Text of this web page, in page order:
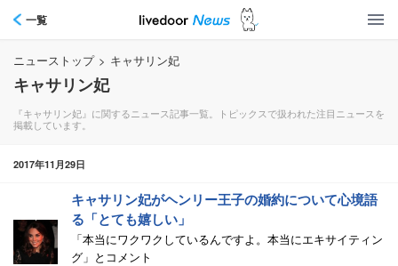
一覧
ニューストップ > キャサリン妃
キャサリン妃
『キャサリン妃』に関するニュース記事一覧。トピックスで扱われた注目ニュースを
掲載しています。
2017年11月29日
キャサリン妃がヘンリー王子の婚約について心境語
る「とても嬉しい」
「本当にワクワクしているんですよ。本当にエキサイティン
グ」とコメント